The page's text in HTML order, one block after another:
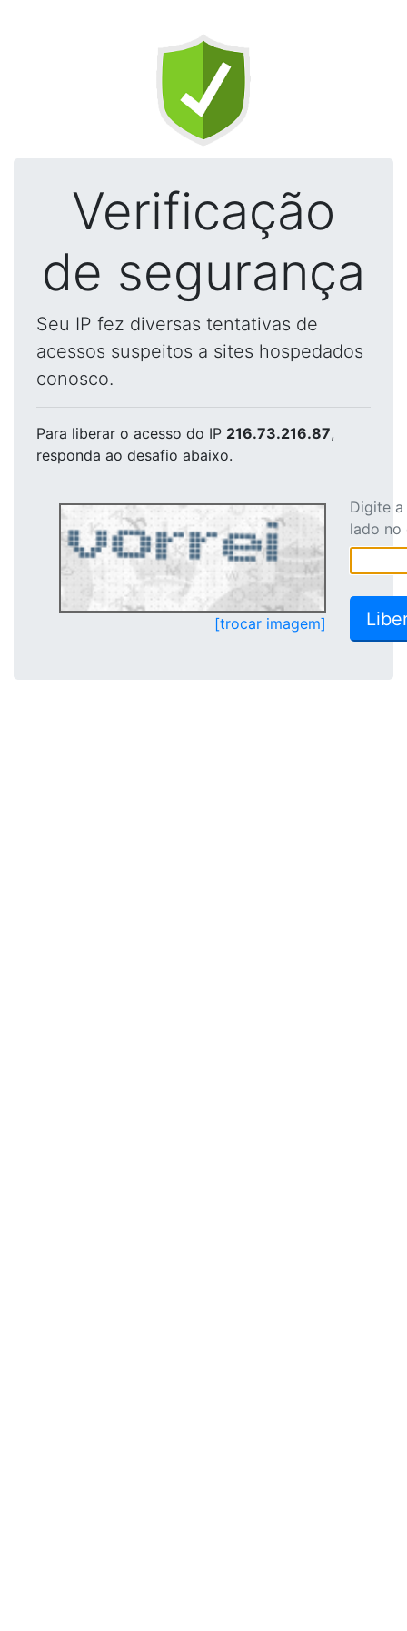
Verificação
de segurança
Seu IP fez diversas tentativas de
acessos suspeitos a sites hospedados
conosco.
Para liberar o acesso do IP 216.73.216.87,
responda ao desafio abaixo.
[trocar imagem]
Digite
lado no